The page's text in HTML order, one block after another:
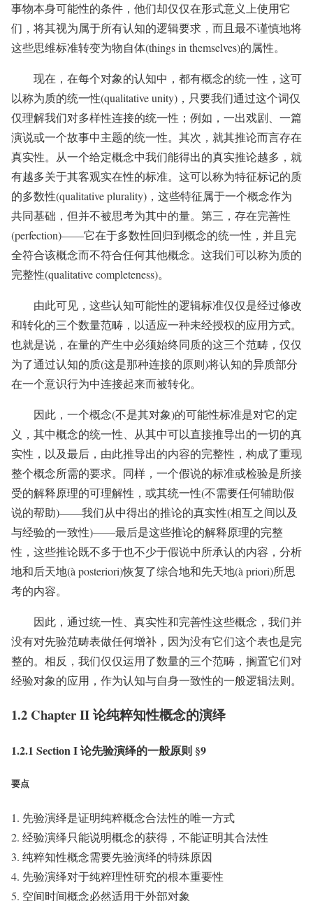
事物本身可能性的条件，他们却仅仅在形式意义上使用它
们，将其视为属于所有认知的逻辑要求，而且最不谨慎地将
这些思维标准转变为物自体(things in themselves)的属性。
现在，在每个对象的认知中，都有概念的统一性，这可
以称为质的统一性(qualitative unity)，只要我们通过这个词仅
仅理解我们对多样性连接的统一性；例如，一出戏剧、一篇
演说或一个故事中主题的统一性。其次，就其推论而言存在
真实性。从一个给定概念中我们能得出的真实推论越多，就
有越多关于其客观实在性的标准。这可以称为特征标记的质
的多数性(qualitative plurality)，这些特征属于一个概念作为
共同基础，但并不被思考为其中的量。第三，存在完善性
(perfection)——它在于多数性回归到概念的统一性，并且完
全符合该概念而不符合任何其他概念。这我们可以称为质的
完整性(qualitative completeness)。
由此可见，这些认知可能性的逻辑标准仅仅是经过修改
和转化的三个数量范畴，以适应一种未经授权的应用方式。
也就是说，在量的产生中必须始终同质的这三个范畴，仅仅
为了通过认知的质(这是那种连接的原则)将认知的异质部分
在一个意识行为中连接起来而被转化。
因此，一个概念(不是其对象)的可能性标准是对它的定
义，其中概念的统一性、从其中可以直接推导出的一切的真
实性，以及最后，由此推导出的内容的完整性，构成了重现
整个概念所需的要求。同样，一个假说的标准或检验是所接
受的解释原理的可理解性，或其统一性(不需要任何辅助假
说的帮助)——我们从中得出的推论的真实性(相互之间以及
与经验的一致性)——最后是这些推论的解释原理的完整
性，这些推论既不多于也不少于假说中所承认的内容，分析
地和后天地(à posteriori)恢复了综合地和先天地(à priori)所思
考的内容。
因此，通过统一性、真实性和完善性这些概念，我们并
没有对先验范畴表做任何增补，因为没有它们这个表也是完
整的。相反，我们仅仅运用了数量的三个范畴，搁置它们对
经验对象的应用，作为认知与自身一致性的一般逻辑法则。
1.2 Chapter II 论纯粹知性概念的演绎
1.2.1 Section I 论先验演绎的一般原则 §9
要点
先验演绎是证明纯粹概念合法性的唯一方式
经验演绎只能说明概念的获得，不能证明其合法性
纯粹知性概念需要先验演绎的特殊原因
先验演绎对于纯粹理性研究的根本重要性
空间时间概念必然适用于外部对象